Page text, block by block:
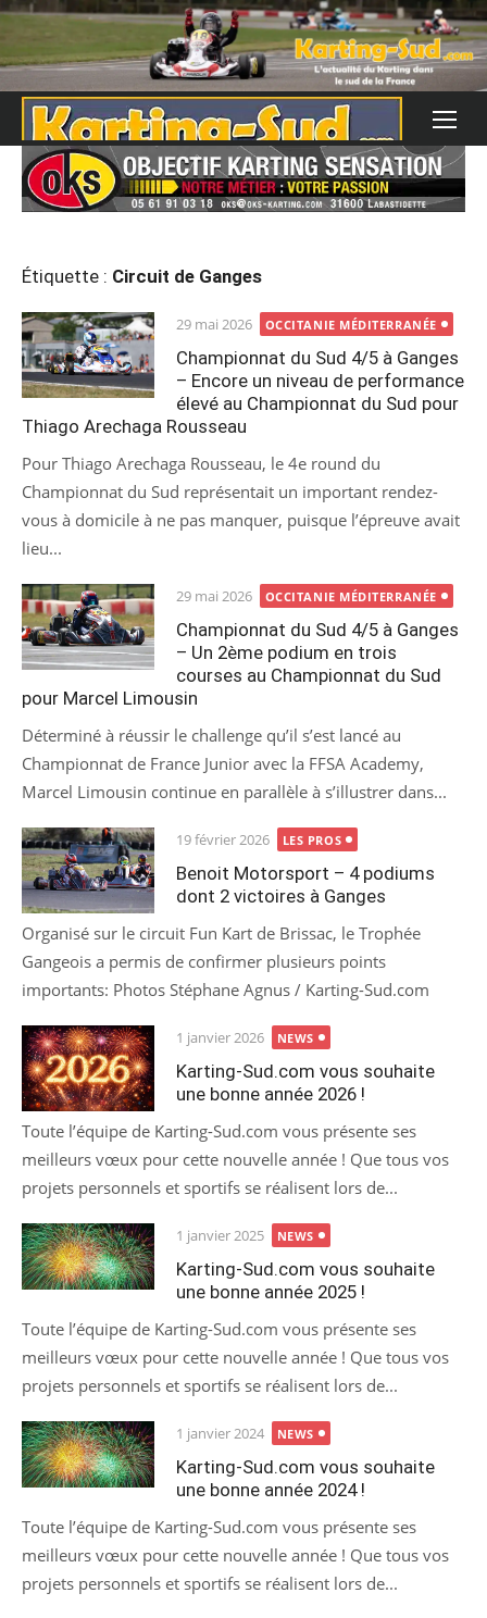
Skip
content
Étiquette : Circuit de Ganges
Posted
on
29 mai 2026 OCCITANIE MÉDITERRANÉE
Championnat du Sud 4/5 à Ganges
– Encore un niveau de performance
élevé au Championnat du Sud pour
Thiago Arechaga Rousseau
Pour Thiago Arechaga Rousseau, le 4e round du
Championnat du Sud représentait un important rendez-
vous à domicile à ne pas manquer, puisque l’épreuve avait
lieu...
Posted
on
29 mai 2026 OCCITANIE MÉDITERRANÉE
Championnat du Sud 4/5 à Ganges
– Un 2ème podium en trois
courses au Championnat du Sud
pour Marcel Limousin
Déterminé à réussir le challenge qu’il s’est lancé au
Championnat de France Junior avec la FFSA Academy,
Marcel Limousin continue en parallèle à s’illustrer dans...
Posted
on
19 février 2026 LES PROS
Benoit Motorsport – 4 podiums
dont 2 victoires à Ganges
Organisé sur le circuit Fun Kart de Brissac, le Trophée
Gangeois a permis de confirmer plusieurs points
importants: Photos Stéphane Agnus / Karting-Sud.com
Posted
on
1 janvier 2026 NEWS
Karting-Sud.com vous souhaite
une bonne année 2026 !
Toute l’équipe de Karting-Sud.com vous présente ses
meilleurs vœux pour cette nouvelle année ! Que tous vos
projets personnels et sportifs se réalisent lors de...
Posted
on
1 janvier 2025 NEWS
Karting-Sud.com vous souhaite
une bonne année 2025 !
Toute l’équipe de Karting-Sud.com vous présente ses
meilleurs vœux pour cette nouvelle année ! Que tous vos
projets personnels et sportifs se réalisent lors de...
Posted
on
1 janvier 2024 NEWS
Karting-Sud.com vous souhaite
une bonne année 2024 !
Toute l’équipe de Karting-Sud.com vous présente ses
meilleurs vœux pour cette nouvelle année ! Que tous vos
projets personnels et sportifs se réalisent lors de...